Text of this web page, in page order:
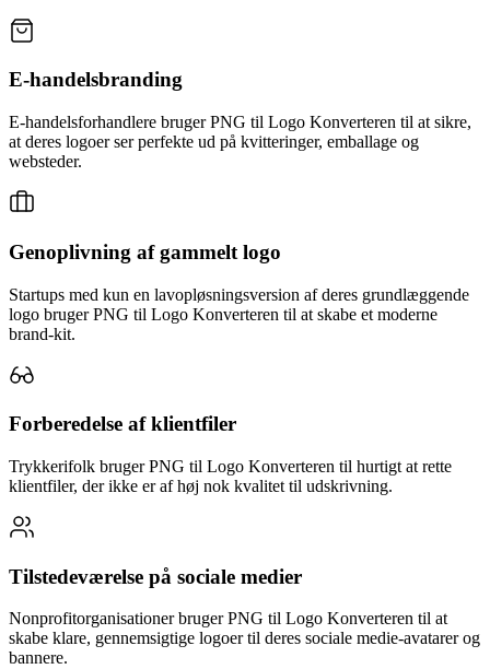
E-handelsbranding
E-handelsforhandlere bruger PNG til Logo Konverteren til at sikre,
at deres logoer ser perfekte ud på kvitteringer, emballage og
websteder.
Genoplivning af gammelt logo
Startups med kun en lavopløsningsversion af deres grundlæggende
logo bruger PNG til Logo Konverteren til at skabe et moderne
brand-kit.
Forberedelse af klientfiler
Trykkerifolk bruger PNG til Logo Konverteren til hurtigt at rette
klientfiler, der ikke er af høj nok kvalitet til udskrivning.
Tilstedeværelse på sociale medier
Nonprofitorganisationer bruger PNG til Logo Konverteren til at
skabe klare, gennemsigtige logoer til deres sociale medie-avatarer og
bannere.